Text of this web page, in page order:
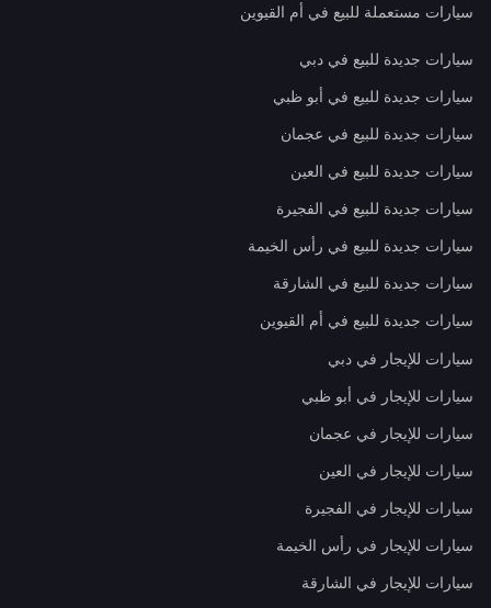
سيارات مستعملة للبيع في أم القيوين
سيارات جديدة للبيع في دبي
سيارات جديدة للبيع في أبو ظبي
سيارات جديدة للبيع في عجمان
سيارات جديدة للبيع في العين
سيارات جديدة للبيع في الفجيرة
سيارات جديدة للبيع في رأس الخيمة
سيارات جديدة للبيع في الشارقة
سيارات جديدة للبيع في أم القيوين
سيارات للإيجار في دبي
سيارات للإيجار في أبو ظبي
سيارات للإيجار في عجمان
سيارات للإيجار في العين
سيارات للإيجار في الفجيرة
سيارات للإيجار في رأس الخيمة
سيارات للإيجار في الشارقة